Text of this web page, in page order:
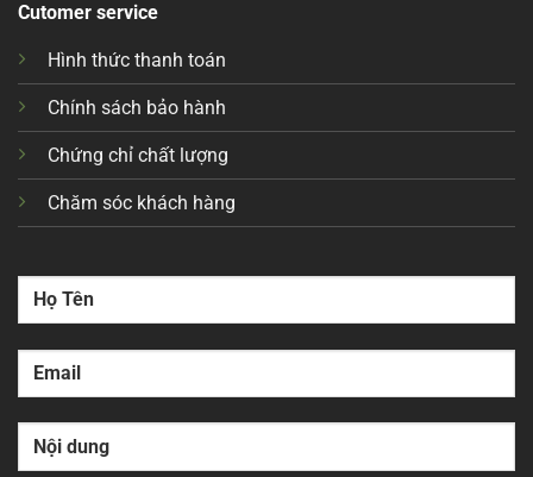
Cutomer service
Hình thức thanh toán
Chính sách bảo hành
Chứng chỉ chất lượng
Chăm sóc khách hàng